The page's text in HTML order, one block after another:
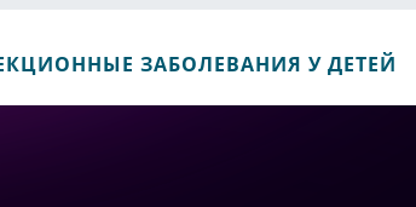
ЗАБОЛЕВАНИЯ У ДЕТЕЙ